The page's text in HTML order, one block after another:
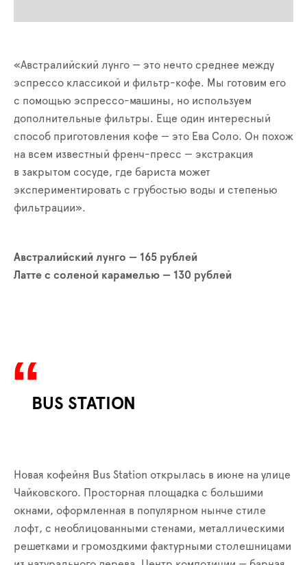
«Австралийский лунго — это нечто среднее между
эспрессо классикой и фильтр-кофе. Мы готовим его
с помощью эспрессо-машины, но используем
дополнительные фильтры. Еще один интересный
способ приготовления кофе — это Ева Соло. Он похож
на всем известный френч-пресс — экстракция
в закрытом сосуде, где бариста может
экспериментировать с грубостью воды и степенью
фильтрации».
Австралийский лунго — 165 рублей
Латте с соленой карамелью — 130 рублей
BUS STATION
Новая кофейня Bus Station открылась в июне на улице
Чайковского. Просторная площадка с большими
окнами, оформленная в популярном нынче стиле
лофт, с необлицованными стенами, металлическими
решетками и громоздкими фактурными столешницами